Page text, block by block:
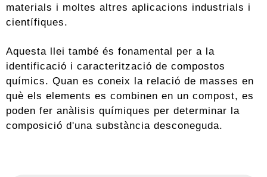
materials i moltes altres aplicacions industrials i
científiques.
Aquesta llei també és fonamental per a la
identificació i caracterització de compostos
químics. Quan es coneix la relació de masses en
què els elements es combinen en un compost, es
poden fer anàlisis químiques per determinar la
composició d'una substància desconeguda.